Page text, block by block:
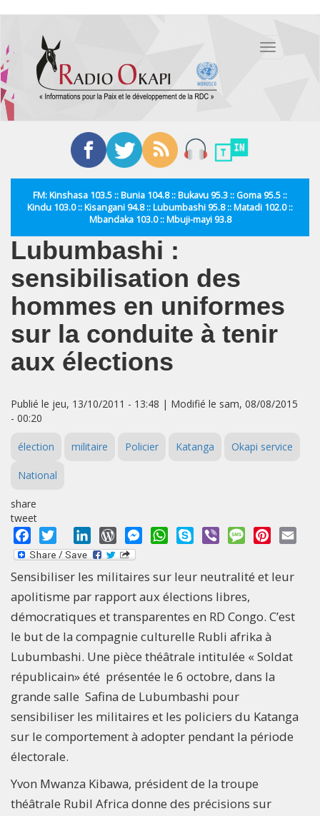
contenu
principal
Toggle
FM: Kinshasa 103.5 :: Bunia 104.8 :: Bukavu 95.3 :: Goma 95.5 ::
Kindu 103.0 :: Kisangani 94.8 :: Lubumbashi 95.8 :: Matadi 102.0 ::
Mbandaka 103.0 :: Mbuji-mayi 93.8
Lubumbashi :
sensibilisation des
hommes en uniformes
sur la conduite à tenir
aux élections
Publié le jeu, 13/10/2011 - 13:48 | Modifié le sam, 08/08/2015
- 00:20
élection militaire Policier Katanga Okapi service
National
share
tweet
Facebook
Twitter LinkedInWordPressMessengerWhatsApp
Skype Viber MessagePinterest
Sensibiliser les militaires sur leur neutralité et leur
apolitisme par rapport aux élections libres,
démocratiques et transparentes en RD Congo. C’est
le but de la compagnie culturelle Rubli afrika à
Lubumbashi. Une pièce théâtrale intitulée « Soldat
républicain» été présentée le 6 octobre, dans la
grande salle Safina de Lubumbashi pour
sensibiliser les militaires et les policiers du Katanga
sur le comportement à adopter pendant la période
électorale.
Yvon Mwanza Kibawa, président de la troupe
théâtrale Rubil Africa donne des précisions sur